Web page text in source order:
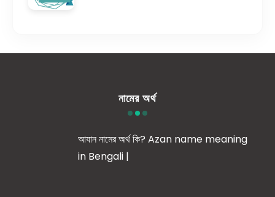
নামের অর্থ
আযান নামের অর্থ কি? Azan name meaning
in Bengali |